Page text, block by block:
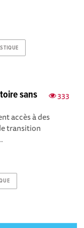
333
sans
accès à des
transition